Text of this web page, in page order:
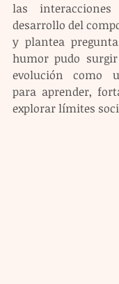
las
desarrollo del
y plantea
humor pudo
evolución como
para aprender,
explorar límites